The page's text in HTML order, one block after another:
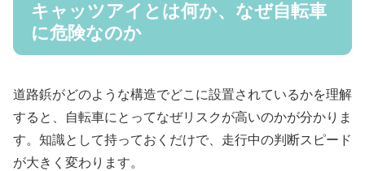
キャッツアイとは何か、なぜ自転車
に危険なのか
道路鋲がどのような構造でどこに設置されているかを理解
すると、自転車にとってなぜリスクが高いのかが分かりま
す。知識として持っておくだけで、走行中の判断スピード
が大きく変わります。